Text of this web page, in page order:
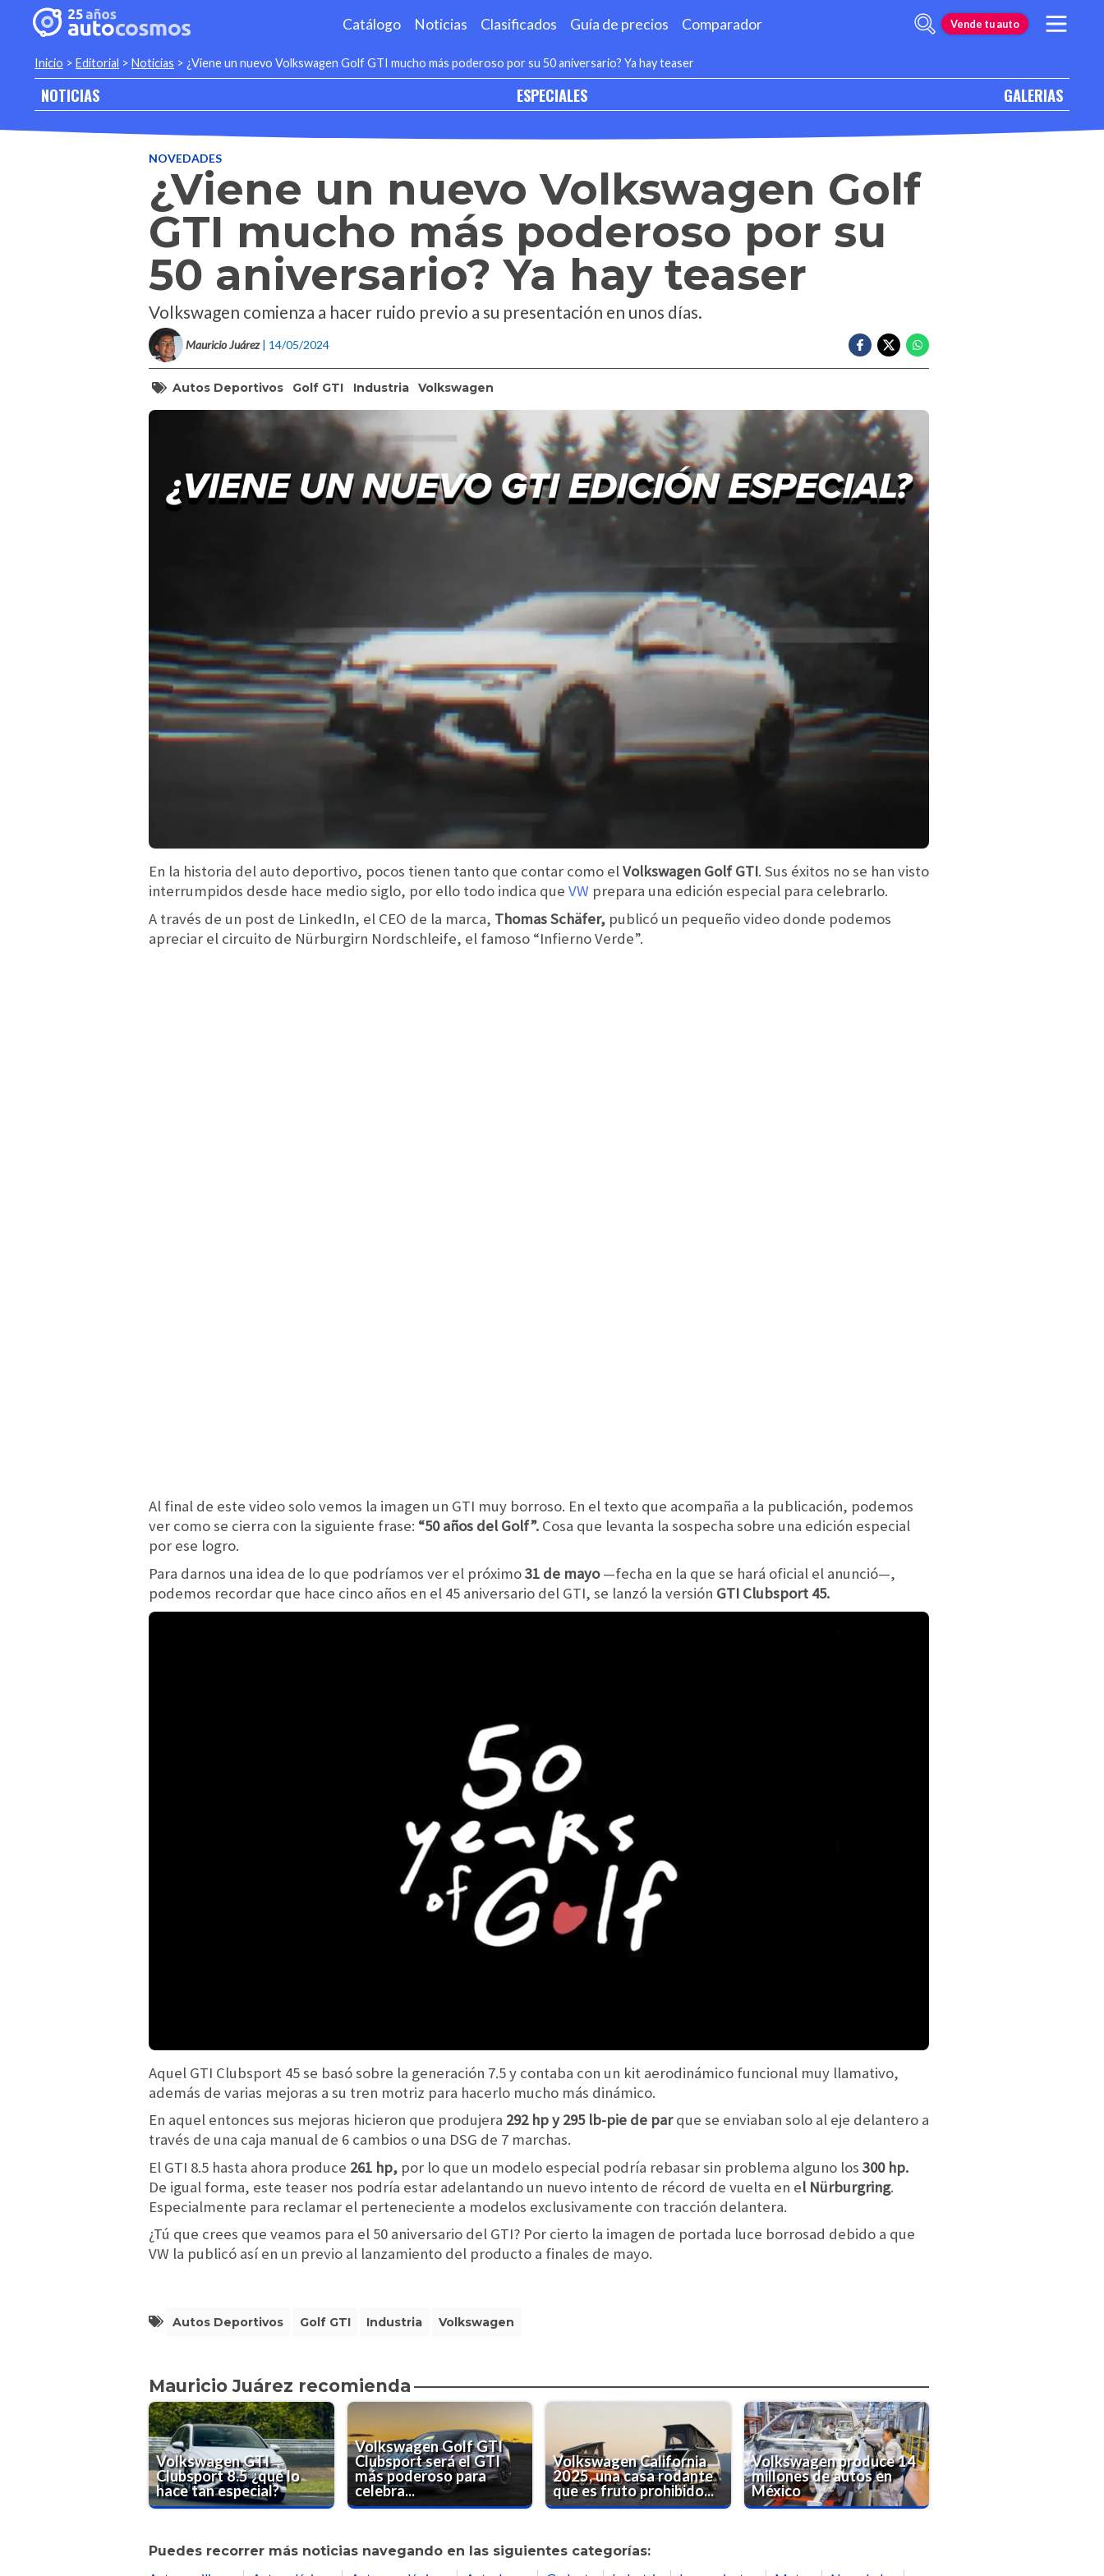
Catálogo Noticias Clasificados Guía de precios Comparador Vende tu auto
Inicio > Editorial > Noticias > ¿Viene un nuevo Volkswagen Golf GTI mucho más poderoso por su 50 aniversario? Ya hay teaser
NOTICIAS ESPECIALES GALERIAS
NOVEDADES
¿Viene un nuevo Volkswagen Golf
GTI mucho más poderoso por su
50 aniversario? Ya hay teaser
Volkswagen comienza a hacer ruido previo a su presentación en unos días.
Mauricio Juárez | 14/05/2024
Autos Deportivos Golf GTI Industria Volkswagen
En la historia del auto deportivo, pocos tienen tanto que contar como elVolkswagen Golf GTI. Sus éxitos no se han visto
interrumpidos desde hace medio siglo, por ello todo indica que VW prepara una edición especial para celebrarlo.
A través de un post de LinkedIn, el CEO de la marca, Thomas Schäfer, publicó un pequeño video donde podemos
apreciar el circuito de Nürburgirn Nordschleife, el famoso “Infierno Verde”.
Al final de este video solo vemos la imagen un GTI muy borroso. En el texto que acompaña a la publicación, podemos
ver como se cierra con la siguiente frase: “50 años del Golf”. Cosa que levanta la sospecha sobre una edición especial
por ese logro.
Para darnos una idea de lo que podríamos ver el próximo31 de mayo—fecha en la que se hará oficial el anunció—,
podemos recordar que hace cinco años en el 45 aniversario del GTI, se lanzó la versión GTI Clubsport 45.
Aquel GTI Clubsport 45 se basó sobre la generación 7.5 y contaba con un kit aerodinámico funcional muy llamativo,
además de varias mejoras a su tren motriz para hacerlo mucho más dinámico.
En aquel entonces sus mejoras hicieron que produjera 292 hp y 295 lb-pie de parque se enviaban solo al eje delantero a
través de una caja manual de 6 cambios o una DSG de 7 marchas.
El GTI 8.5 hasta ahora produce 261 hp, por lo que un modelo especial podría rebasar sin problema alguno los 300 hp.
De igual forma, este teaser nos podría estar adelantando un nuevo intento de récord de vuelta en el Nürburgring.
Especialmente para reclamar el perteneciente a modelos exclusivamente con tracción delantera.
¿Tú que crees que veamos para el 50 aniversario del GTI? Por cierto la imagen de portada luce borrosad debido a que
VW la publicó así en un previo al lanzamiento del producto a finales de mayo.
Autos Deportivos Golf GTI Industria Volkswagen
Mauricio Juárez recomienda
Volkswagen GTI
Clubsport 8.5 ¿qué lo
hace tan especial?
Volkswagen Golf GTI
Clubsport será el GTI
más poderoso para
celebra...
Volkswagen California
2025, una casa rodante
que es fruto prohibido...
Volkswagen produce 14
millones de autos en
México
Puedes recorrer más noticias navegando en las siguientes categorías: